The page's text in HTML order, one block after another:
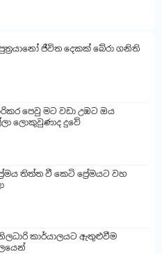
ජීවිත දෙකක් බේරා ගනිති
පෙවු මට වඩා උඹට ඔය
ලොකුවුණාද දුවේ
තිත්ත වී කෙටි ප්‍රේමයට වහ
නිලධාරි කාර්යාලයට ඇතුළුවීම